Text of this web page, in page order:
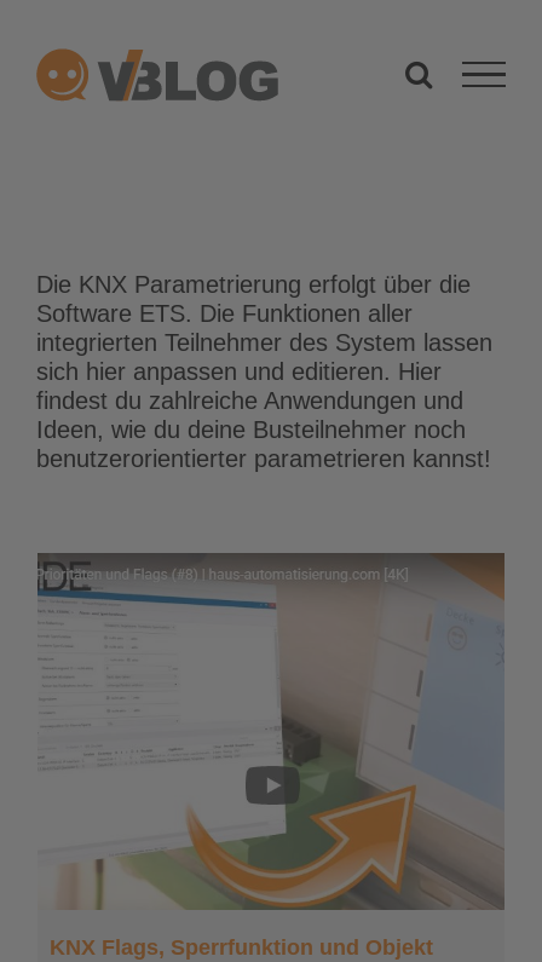
springen
Die KNX Parametrierung erfolgt über die
Software ETS. Die Funktionen aller
integrierten Teilnehmer des System lassen
sich hier anpassen und editieren. Hier
findest du zahlreiche Anwendungen und
Ideen, wie du deine Busteilnehmer noch
benutzerorientierter parametrieren kannst!
KNX Flags, Sperrfunktion und Objekt